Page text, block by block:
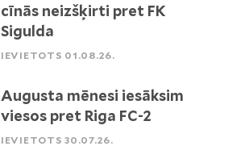
cīnās neizšķirti pret FK
Sigulda
IEVIETOTS 01.08.26.
Augusta mēnesi iesāksim
viesos pret Riga FC-2
IEVIETOTS 30.07.26.